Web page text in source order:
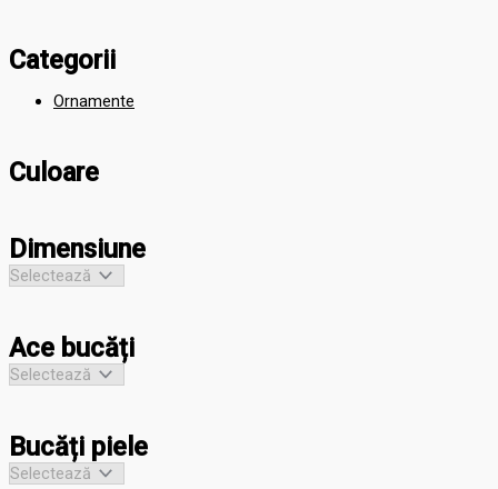
Categorii
Ornamente
Culoare
Dimensiune
Ace bucăți
Bucăți piele